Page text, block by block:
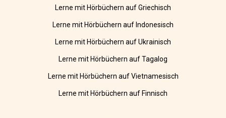
Lerne mit Hörbüchern auf Griechisch
Lerne mit Hörbüchern auf Indonesisch
Lerne mit Hörbüchern auf Ukrainisch
Lerne mit Hörbüchern auf Tagalog
Lerne mit Hörbüchern auf Vietnamesisch
Lerne mit Hörbüchern auf Finnisch